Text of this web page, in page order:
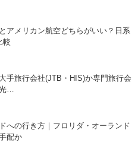
アメリカン航空どちらがいい？日系
較
手旅行会社(JTB・HIS)か専門旅行会
…
への行き方｜フロリダ・オーランド
配か